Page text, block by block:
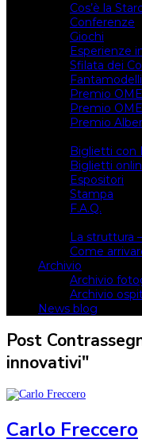
Cos’è la
Conferenze
Giochi
Esperienze
Sfilata dei
Premio
Premio
Premio
Biglietti con
Biglietti
Espositori
Stampa
F.A.Q.
La struttura
Come
Archivio
Archivio
Archivio
News blog
Post
innovativi"
Carlo Freccero